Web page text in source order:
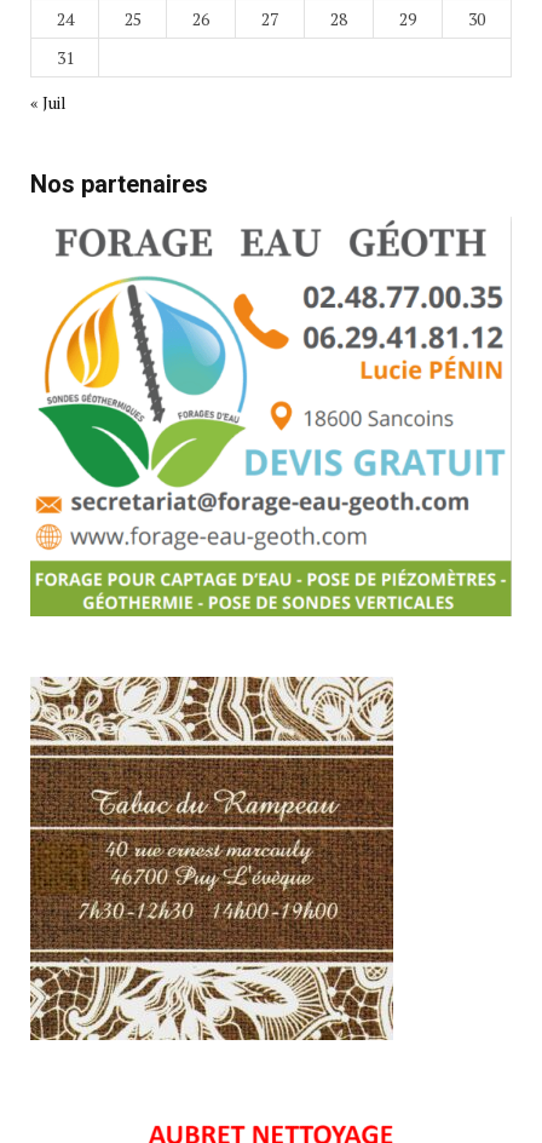
24
25 26 27 28 29
30
31
« Juil
Nos partenaires